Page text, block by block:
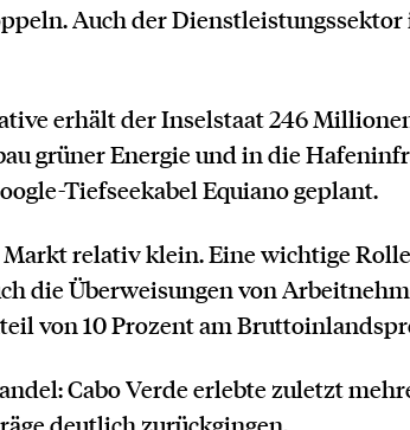
Auch der Dienstleistungssektor
erhält der Inselstaat 246
grüner Energie und in die
Tiefseekabel Equiano geplant.
relativ klein. Eine wichtige
die Überweisungen von
von 10 Prozent am
Cabo Verde erlebte zuletzt